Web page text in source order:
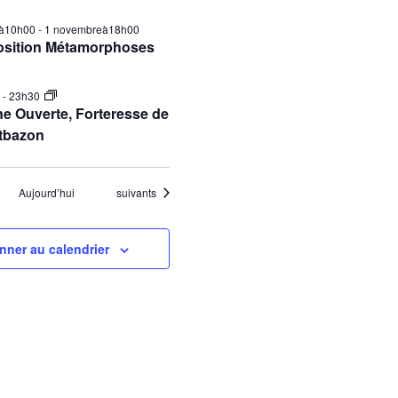
Métamorphoses
- 1 novembreà18h00
Ouverte, Forteresse de
-23h30
Aujourd’hui Évènements
suivants
au calendrier